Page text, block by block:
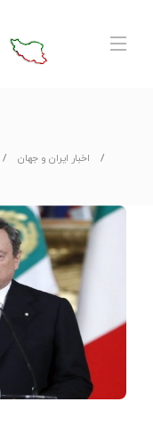
اخبار ایران و جهان